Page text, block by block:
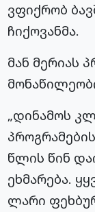
ვფიქრობ
ჩიქოვანმა.
მან მერიას
„დინამოს
წლის წინ
ეხმარება.
ლარი